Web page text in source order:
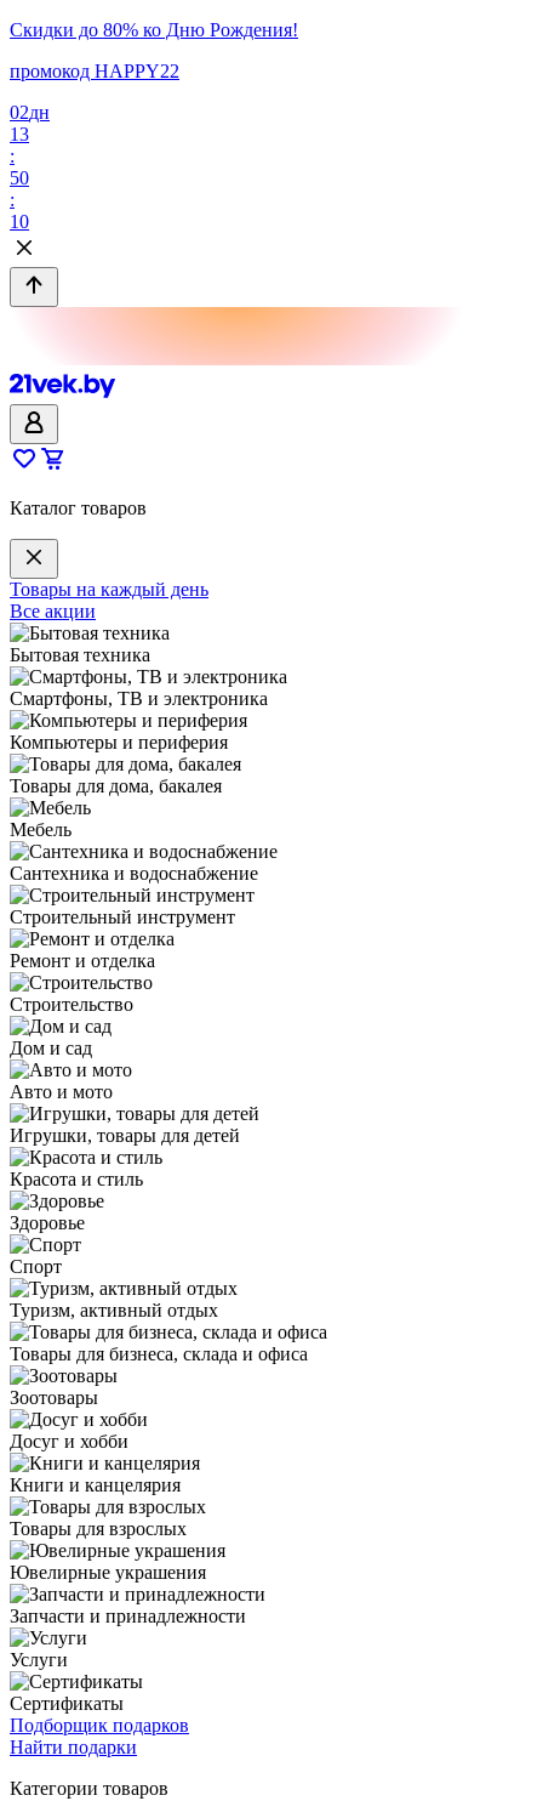
Скидки до 80% ко Дню Рождения!
промокод HAPPY22
02дн
13
:
50
:
10
Каталог товаров
Товары на каждый день
Все акции
Бытовая техника
Смартфоны, ТВ и электроника
Компьютеры и периферия
Товары для дома, бакалея
Мебель
Сантехника и водоснабжение
Строительный инструмент
Ремонт и отделка
Строительство
Дом и сад
Авто и мото
Игрушки, товары для детей
Красота и стиль
Здоровье
Спорт
Туризм, активный отдых
Товары для бизнеса, склада и офиса
Зоотовары
Досуг и хобби
Книги и канцелярия
Товары для взрослых
Ювелирные украшения
Запчасти и принадлежности
Услуги
Сертификаты
Подборщик подарков
Найти подарки
Категории товаров